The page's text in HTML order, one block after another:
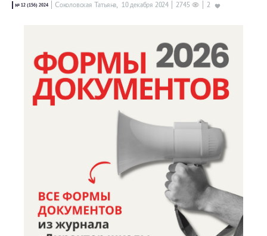
№ 12 (156) 2024 Соколовская Татьяна, 10 декабря 2024 2745 2